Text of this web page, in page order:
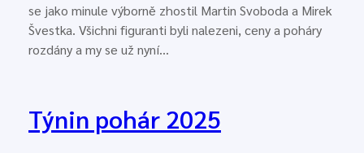
se jako minule výborně zhostil Martin Svoboda a Mirek
Švestka. Všichni figuranti byli nalezeni, ceny a poháry
rozdány a my se už nyní…
Týnin pohár 2025